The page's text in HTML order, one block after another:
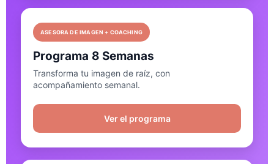
ASESORA DE IMAGEN + COACHING
Programa 8 Semanas
Transforma tu imagen de raíz, con
acompañamiento semanal.
Ver el programa